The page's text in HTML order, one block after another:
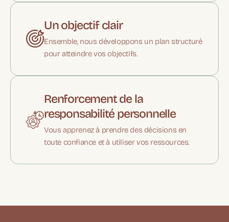
Un objectif clair
Ensemble, nous développons un plan structuré
pour atteindre vos objectifs.
Renforcement de la
responsabilité personnelle
Vous apprenez à prendre des décisions en
toute confiance et à utiliser vos ressources.